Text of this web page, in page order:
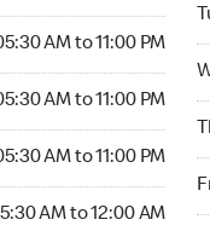
AM to 11:00 PM
AM to 11:00 PM
AM to 11:00 PM
AM to 12:00 AM